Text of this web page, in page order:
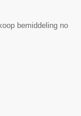
bemiddeling no